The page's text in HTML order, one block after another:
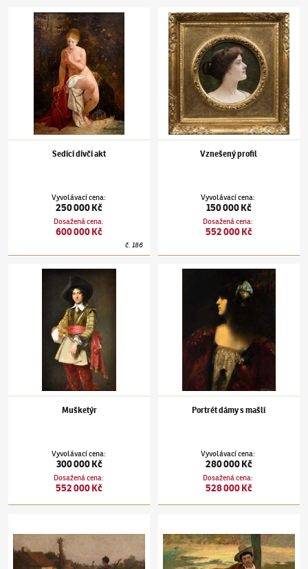
Václav Brožík(1851–1901)Sedící dívčí akt
Sedící dívčí akt
Vyvolávací cena:
250 000 Kč
Dosažená cena:
600 000 Kč
č.186
Václav Brožík(1851–1901)Vznešený profil
Vznešený profil
Vyvolávací cena:
150 000 Kč
Dosažená cena:
552 000 Kč
Václav Brožík(1851–1901)Mušketýr
Mušketýr
Vyvolávací cena:
300 000 Kč
Dosažená cena:
552 000 Kč
Václav Brožík(1851–1901)Portrét dámy s
Portrét dámy s mašlí
Vyvolávací cena:
280 000 Kč
Dosažená cena:
528 000 Kč